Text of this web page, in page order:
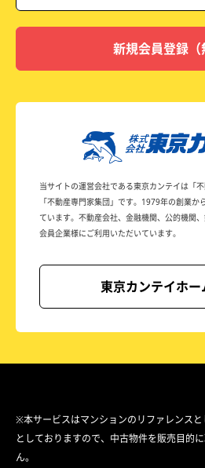
新規会員登録（
当サイトの運営会社である東京カンテイは 「
「不動産専門家集団」です。 1979年の創業か
ています。 不動産会社、金融機関、公的機関
会員企業様にご利用いただいています。
東京カンテイホー
※本サービスはマンションのリファレンス
としておりますので、中古物件を販売目的
ん。